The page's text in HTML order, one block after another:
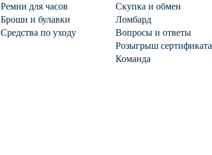
Ремни для часов
Броши и булавки
Средства по уходу
Скупка и обмен
Ломбард
Вопросы и ответы
Розыгрыш сертификата
Команда